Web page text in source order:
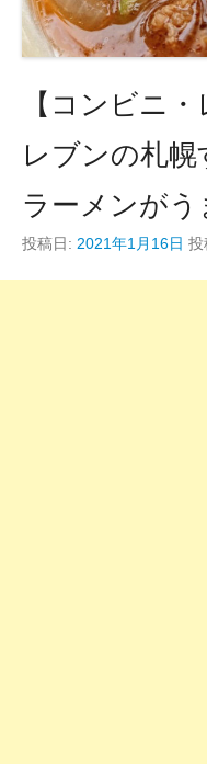
【コンビニ
レブンの札
ラーメンがう
投稿日: 2021年1月16日 投